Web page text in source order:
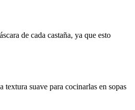
de cada castaña, ya que esto
textura suave para cocinarlas en sopas